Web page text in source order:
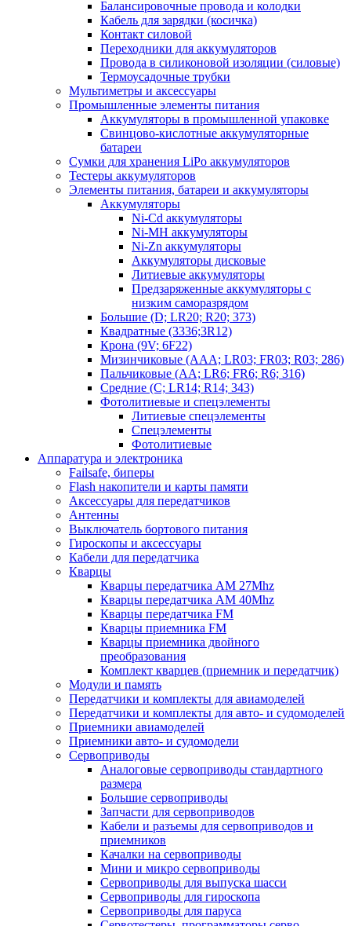
Балансировочные провода и колодки
Кабель для зарядки (косичка)
Контакт силовой
Переходники для аккумуляторов
Провода в силиконовой изоляции (силовые)
Термоусадочные трубки
Мультиметры и аксессуары
Промышленные элементы питания
Аккумуляторы в промышленной упаковке
Свинцово-кислотные аккумуляторные
батареи
Сумки для хранения LiPo аккумуляторов
Тестеры аккумуляторов
Элементы питания, батареи и аккумуляторы
Аккумуляторы
Ni-Cd аккумуляторы
Ni-MH аккумуляторы
Ni-Zn аккумуляторы
Аккумуляторы дисковые
Литиевые аккумуляторы
Предзаряженные аккумуляторы с
низким саморазрядом
Большие (D; LR20; R20; 373)
Квадратные (3336;3R12)
Крона (9V; 6F22)
Мизинчиковые (AAA; LR03; FR03; R03; 286)
Пальчиковые (AA; LR6; FR6; R6; 316)
Средние (C; LR14; R14; 343)
Фотолитиевые и спецэлементы
Литиевые спецэлементы
Спецэлементы
Фотолитиевые
Аппаратура и электроника
Failsafe, биперы
Flash накопители и карты памяти
Аксессуары для передатчиков
Антенны
Выключатель бортового питания
Гироскопы и аксессуары
Кабели для передатчика
Кварцы
Кварцы передатчика AM 27Mhz
Кварцы передатчика AM 40Mhz
Кварцы передатчика FM
Кварцы приемника FM
Кварцы приемника двойного
преобразования
Комплект кварцев (приемник и передатчик)
Модули и память
Передатчики и комплекты для авиамоделей
Передатчики и комплекты для авто- и судомоделей
Приемники авиамоделей
Приемники авто- и судомодели
Сервоприводы
Аналоговые сервоприводы стандартного
размера
Большие сервоприводы
Запчасти для сервоприводов
Кабели и разъемы для сервоприводов и
приемников
Качалки на сервоприводы
Мини и микро сервоприводы
Сервоприводы для выпуска шасси
Сервоприводы для гироскопа
Сервоприводы для паруса